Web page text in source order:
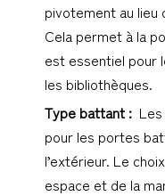
pivotement au lieu
Cela permet à la
est essentiel pour
les bibliothèques.
Type battant :
pour les portes
l’extérieur. Le
espace et de la